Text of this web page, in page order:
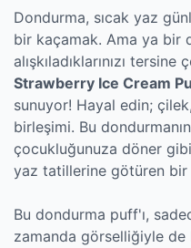
Dondurma, sıcak yaz
bir kaçamak. Ama ya bir
alışkıladıklarınızı tersine
Strawberry Ice Cream
sunuyor! Hayal edin;
birleşimi. Bu
çocukluğunuza döner gibi
yaz tatillerine götüren
Bu dondurma puff'ı,
zamanda görselliğiyle